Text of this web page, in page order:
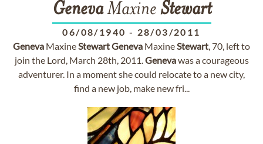
GenevaMaxine Stewart
06/08/1940 - 28/03/2011
Geneva MaxineStewartGeneva MaxineStewart, 70, left to
join the Lord, March 28th, 2011.Genevawas a courageous
adventurer. In a moment she could relocate to a new city,
find a new job, make new fri...